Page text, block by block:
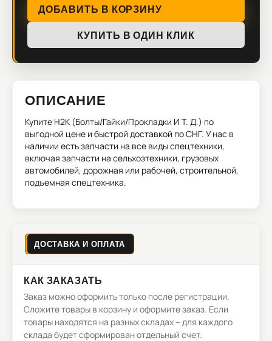
ДОБАВИТЬ В КОРЗИНУ
КУПИТЬ В ОДИН КЛИК
ОПИСАНИЕ
Купите H2K (Болты/Гайки/Прокладки И Т. Д.) по
выгодной цене и быстрой доставкой по СНГ. У нас в
наличии есть запчасти на все виды спецтехники,
включая запчасти на сельхозтехники, грузовых
автомобилей, дорожная или рабочей, строительной,
подъемная спецтехника.
ДОСТАВКА И ОПЛАТА
КАК ЗАКАЗАТЬ
Заказ можно оформить только после регистрации.
Сложите товары в корзину и оформите заказ. Если
товары находятся на разных складах – для каждого
склада будет сформирован отдельный счет.